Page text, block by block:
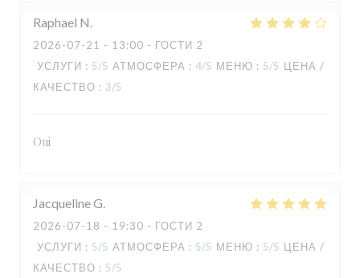
Raphael N
2026-07-21 - 13:00 - ГОСТИ 2
УСЛУГИ : 5/5 АТМОСФЕРА : 4/5 МЕНЮ : 5/5 ЦЕНА /
КАЧЕСТВО : 3/5
Oui
JacquelineG
2026-07-18 - 19:30 - ГОСТИ 2
УСЛУГИ : 5/5 АТМОСФЕРА : 5/5 МЕНЮ : 5/5 ЦЕНА /
КАЧЕСТВО : 5/5